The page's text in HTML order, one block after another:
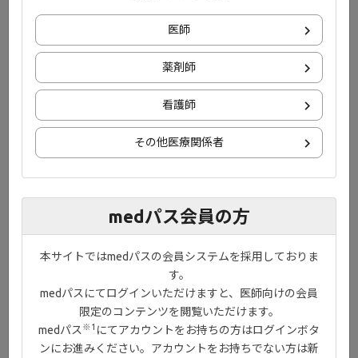
して保護的な役割を担う可能性がある
オプチニューリンは破骨前駆細胞において破骨細胞分化を抑制し
ており、一連の検討から滑膜線維芽細胞において、RANKLの発現
を抑制していることが示されました。つまり、オプチニューリン
の働きが低下すると、滑膜線維芽細胞においてRANKLの発現が増
加し、破骨細胞前駆細胞おいてはRANKLの働きとオプチニューリ
ンの低下により破骨細胞の分化が増加して、関節破壊につながり
ます。
医師
薬剤師
看護師
その他医療関係者
medパス会員の方
本サイトではmedパスの会員システムを採用しておりま
す。
medパスにてログインいただけますと、医師向けの会員
限定のコンテンツを閲覧いただけます。
medパス※1 にてアカウントをお持ちの方はログインボタ
ンにお進みください。アカウントをお持ちでない方は新